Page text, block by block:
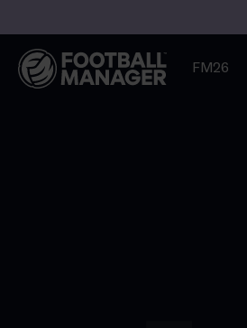
FM26